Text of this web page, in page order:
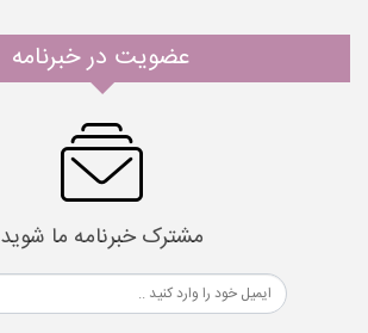
عضویت در خبرنامه
مشترک خبرنامه ما شوید